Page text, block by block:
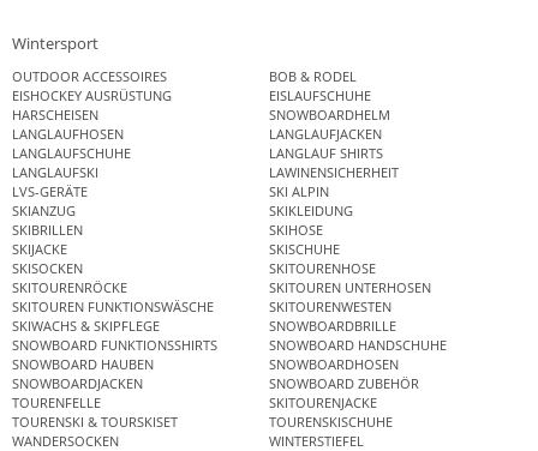
Wintersport
OUTDOOR ACCESSOIRES
BOB & RODEL
EISHOCKEY AUSRÜSTUNG
EISLAUFSCHUHE
HARSCHEISEN
SNOWBOARDHELM
LANGLAUFHOSEN
LANGLAUFJACKEN
LANGLAUFSCHUHE
LANGLAUF SHIRTS
LANGLAUFSKI
LAWINENSICHERHEIT
LVS-GERÄTE
SKI ALPIN
SKIANZUG
SKIKLEIDUNG
SKIBRILLEN
SKIHOSE
SKIJACKE
SKISCHUHE
SKISOCKEN
SKITOURENHOSE
SKITOURENRÖCKE
SKITOUREN UNTERHOSEN
SKITOUREN FUNKTIONSWÄSCHE
SKITOURENWESTEN
SKIWACHS & SKIPFLEGE
SNOWBOARDBRILLE
SNOWBOARD FUNKTIONSSHIRTS
SNOWBOARD HANDSCHUHE
SNOWBOARD HAUBEN
SNOWBOARDHOSEN
SNOWBOARDJACKEN
SNOWBOARD ZUBEHÖR
TOURENFELLE
SKITOURENJACKE
TOURENSKI & TOURSKISET
TOURENSKISCHUHE
WANDERSOCKEN
WINTERSTIEFEL